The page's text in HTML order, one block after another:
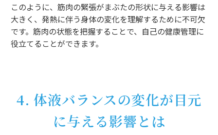
このように、筋肉の緊張がまぶたの形状に与える影響は
大きく、発熱に伴う身体の変化を理解するために不可欠
です。筋肉の状態を把握することで、自己の健康管理に
役立てることができます。
4. 体液バランスの変化が目元
に与える影響とは